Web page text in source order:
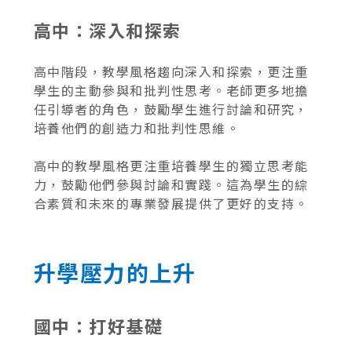
高中：深入和探索
高中階段，教學風格趨向深入和探索，更注重
學生的主動參與和批判性思考。老師更多地擔
任引導者的角色，鼓勵學生進行討論和研究，
培養他們的創造力和批判性思維。
高中的教學風格更注重培養學生的獨立思考能
力，鼓勵他們參與討論和實踐。這為學生的綜
合素質和未來的專業發展提供了更好的支持。
升學壓力的上升
國中：打好基礎